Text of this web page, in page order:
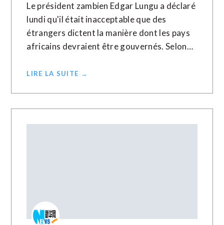
Le président zambien Edgar Lungu a déclaré
lundi qu'il était inacceptable que des
étrangers dictent la manière dont les pays
africains devraient être gouvernés. Selon…
LIRE LA SUITE →